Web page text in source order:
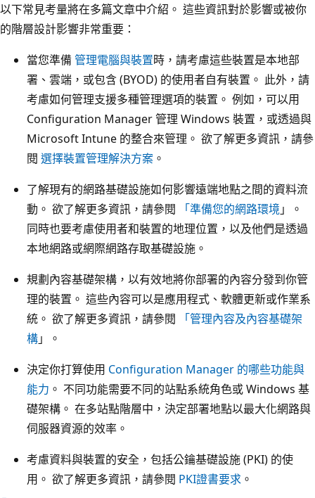
以下常見考量將在多篇文章中介紹。 這些資訊對於影響或被你
的階層設計影響非常重要：
當您準備管理電腦與裝置時，請考慮這些裝置是本地部
署、雲端，或包含 (BYOD) 的使用者自有裝置。 此外，請
考慮如何管理支援多種管理選項的裝置。 例如，可以用
Configuration Manager 管理 Windows 裝置，或透過與
Microsoft Intune 的整合來管理。 欲了解更多資訊，請參
閱 選擇裝置管理解決方案 。
了解現有的網路基礎設施如何影響遠端地點之間的資料流
動。 欲了解更多資訊，請參閱
「準備您的網路環境」。
同時也要考慮使用者和裝置的地理位置，以及他們是透過
本地網路或網際網路存取基礎設施。
規劃內容基礎架構，以有效地將你部署的內容分發到你管
理的裝置。 這些內容可以是應用程式、軟體更新或作業系
統。 欲了解更多資訊，請參閱
「管理內容及內容基礎架
構」。
決定你打算使用 Configuration Manager 的哪些功能與
能力 。 不同功能需要不同的站點系統角色或 Windows 基
礎架構。 在多站點階層中，決定部署地點以最大化網路與
伺服器資源的效率。
考慮資料與裝置的安全，包括公鑰基礎設施 (PKI) 的使
用。 欲了解更多資訊，請參閱 PKI證書要求 。